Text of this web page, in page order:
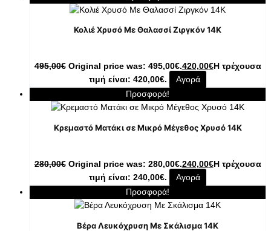
Κολιέ Χρυσό Με Θαλασσί Ζιργκόν 14K
495,00€ Original price was: 495,00€.420,00€Η τρέχουσα
τιμή είναι: 420,00€.
Αγορά
Προσφορά!
Κρεμαστό Ματάκι σε Μικρό Μέγεθος Χρυσό 14K
280,00€ Original price was: 280,00€.240,00€Η τρέχουσα
τιμή είναι: 240,00€.
Αγορά
Προσφορά!
Βέρα Λευκόχρυση Με Σκάλισμα 14Κ